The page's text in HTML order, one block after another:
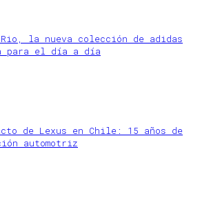
Rio, la nueva colección de adidas
para el día a día
de Lexus en Chile: 15 años de
automotriz